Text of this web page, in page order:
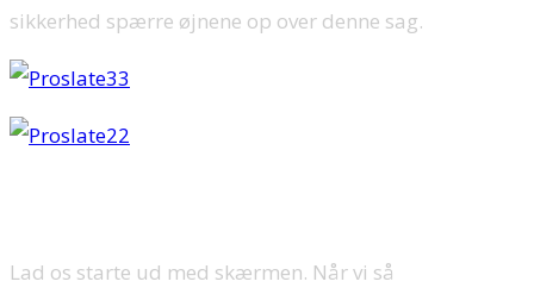
sikkerhed spærre øjnene op over denne sag.
Lad os starte ud med skærmen. Når vi så